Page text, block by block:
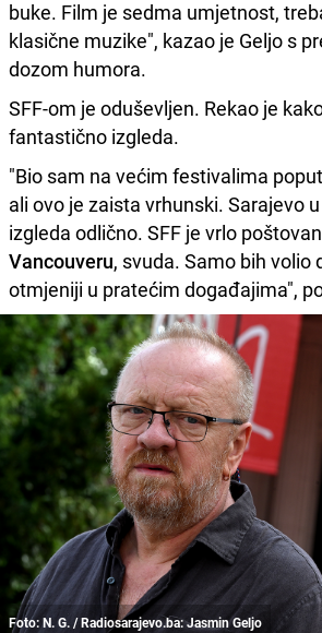
buke. Film je sedma umjetnost,
klasične muzike", kazao je Geljo s
dozom humora.
SFF-om je oduševljen. Rekao je
fantastično izgleda.
"Bio sam na većim festivalima
ali ovo je zaista vrhunski. Sarajevo
izgleda odlično. SFF je vrlo
Vancouveru, svuda. Samo bih volio
otmjeniji u pratećim događajima",
Foto: N. G. / Radiosarajevo.ba: Jasmin Geljo